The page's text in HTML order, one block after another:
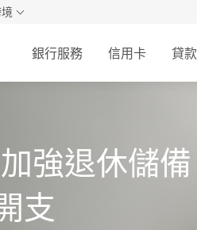
銀行服務 信用卡 貸款
強退休儲備
支